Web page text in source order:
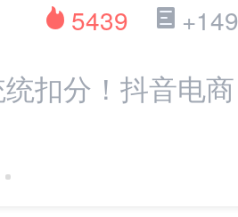
+149
5439
扣分！抖音电商